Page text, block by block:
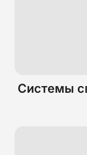
Системы